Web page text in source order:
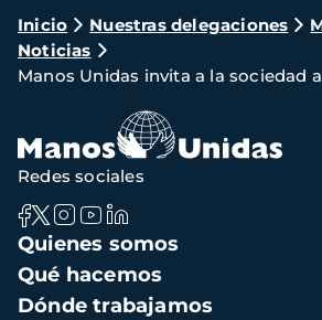
Ruta
de
navegación
Inicio Nuestras delegaciones
Noticias
Manos Unidas invita a la sociedad
Navegación
principal
Quienes somos
Qué hacemos
Dónde trabajamos
Redes sociales